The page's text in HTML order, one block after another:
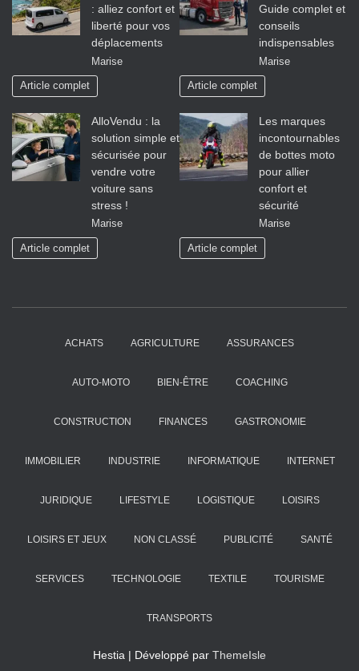
: alliez confort et
liberté pour vos
déplacements
Marise
Article complet
Guide complet et
conseils
indispensables
Marise
Article complet
AlloVendu : la
solution simple et
sécurisée pour
vendre votre
voiture sans
stress !
Marise
Article complet
Les marques
incontournables
de bottes moto
pour allier
confort et
sécurité
Marise
Article complet
ACHATS AGRICULTURE ASSURANCES
AUTO-MOTO BIEN-ÊTRE COACHING
CONSTRUCTION FINANCES GASTRONOMIE
IMMOBILIER INDUSTRIE INFORMATIQUE INTERNET
JURIDIQUE LIFESTYLE LOGISTIQUE LOISIRS
LOISIRS ET JEUX NON CLASSÉ PUBLICITÉ SANTÉ
SERVICES TECHNOLOGIE TEXTILE TOURISME
TRANSPORTS
Hestia | Développé par ThemeIsle